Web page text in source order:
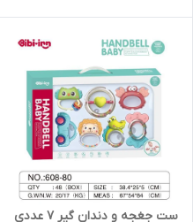
ست جغجه و دندان گیر ۷ عددی